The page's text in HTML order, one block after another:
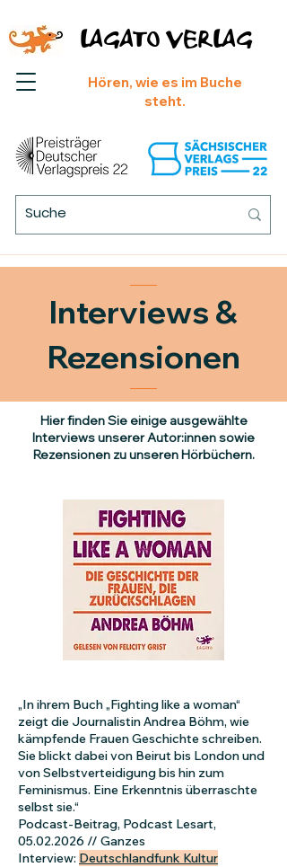
Hören, wie es im Buche
steht.
LAGATO VERLAG
Interviews &
Rezensionen
Hier finden Sie einige ausgewählte
Interviews unserer Autor:innen sowie
Rezensionen zu unseren Hörbüchern.
„In ihrem Buch „Fighting like a woman“
zeigt die Journalistin Andrea Böhm, wie
kämpfende Frauen Geschichte schreiben.
Sie blickt dabei von Beirut bis London und
von Selbstverteidigung bis hin zum
Feminismus. Eine Erkenntnis überraschte
selbst sie.“
Podcast-Beitrag, Podcast Lesart,
05.02.2026 // Ganzes
Interview: Deutschlandfunk Kultur